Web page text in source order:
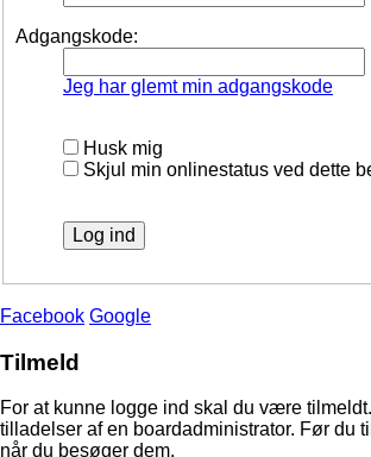
Adgangskode:
Jeg har glemt min adgangskode
Husk mig
Skjul min onlinestatus ved dette
Facebook Google
Tilmeld
For at kunne logge ind skal du være
tilladelser af en boardadministrator. Før du
når du besøger dem.